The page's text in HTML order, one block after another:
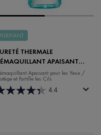
PURIFIANT
THERMALE
APAISANT
LES YEUX
Apaisant pour les Yeux /
et Fortifie les Cils
4.4